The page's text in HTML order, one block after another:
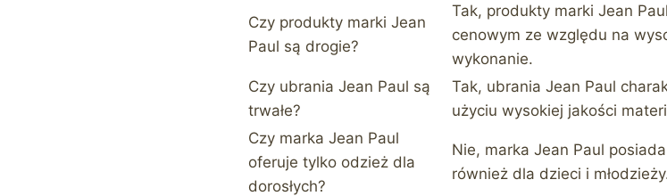
Czy produkty marki Jean
Paul są drogie?
Tak, produkty marki Jean
cenowym ze względu na
wykonanie.
Czy ubrania Jean Paul są
trwałe?
Tak, ubrania Jean Paul
użyciu wysokiej jakości
Czy marka Jean Paul
oferuje tylko odzież dla
dorosłych?
Nie, marka Jean Paul
również dla dzieci i